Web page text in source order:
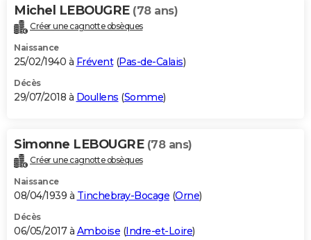
Michel LEBOUGRE (78 ans)
Créer une cagnotte obsèques
Naissance
25/02/1940 à Frévent(Pas-de-Calais)
Décès
29/07/2018 à Doullens (Somme)
Simonne LEBOUGRE (78 ans)
Créer une cagnotte obsèques
Naissance
08/04/1939 à Tinchebray-Bocage (Orne)
Décès
06/05/2017 à Amboise (Indre-et-Loire)